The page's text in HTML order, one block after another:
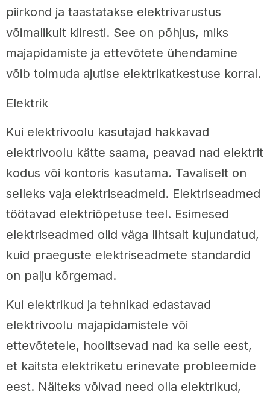
piirkond ja taastatakse elektrivarustus
võimalikult kiiresti. See on põhjus, miks
majapidamiste ja ettevõtete ühendamine
võib toimuda ajutise elektrikatkestuse korral.
Elektrik
Kui elektrivoolu kasutajad hakkavad
elektrivoolu kätte saama, peavad nad elektrit
kodus või kontoris kasutama. Tavaliselt on
selleks vaja elektriseadmeid. Elektriseadmed
töötavad elektriõpetuse teel. Esimesed
elektriseadmed olid väga lihtsalt kujundatud,
kuid praeguste elektriseadmete standardid
on palju kõrgemad.
Kui elektrikud ja tehnikad edastavad
elektrivoolu majapidamistele või
ettevõtetele, hoolitsevad nad ka selle eest,
et kaitsta elektriketu erinevate probleemide
eest. Näiteks võivad need olla elektrikud,